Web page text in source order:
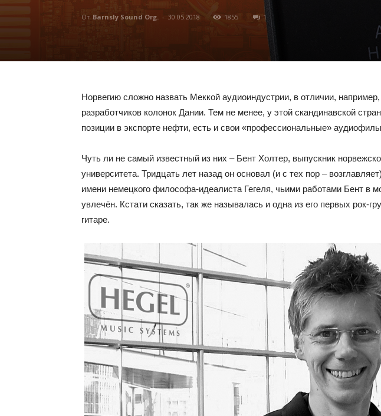
От Barnsly Sound Org. - 30.05.2018 1855 1
Норвегию сложно назвать Меккой аудиоиндустрии, в отличии,
разработчиков колонок Дании. Тем не менее, у этой скандинавской
позиции в экспорте нефти, есть и свои «профессиональные»
Чуть ли не самый известный из них – Бент Холтер, выпускник
университета. Тридцать лет назад он основал (и с тех пор –
имени немецкого философа-идеалиста Гегеля, чьими работами Бент в
увлечён. Кстати сказать, так же называлась и одна из его первых рок-
гитаре.